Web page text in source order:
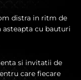
distra in ritm de
asteapta cu bauturi
si invitatii de
care fiecare